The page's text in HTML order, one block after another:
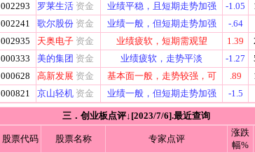
002293 罗莱生活 资金 业绩平稳，且短期走势加强 -1.05
002241 歌尔股份 资金 业绩一般，但短期走势加强 -.64
002935 天奥电子 资金 业绩疲软，短期需观望 1.39
000333 美的集团 资金 业绩疲软，走势平淡 -1.27
000628 高新发展 资金 基本面一般，走势较强，可 .89
000821 京山轻机 资金 业绩一般，但短期走势加强 -1.5
三．创业板点评↓[2023/7/6].最近查询
股票代码 股票名称 专家点评
涨跌
幅%